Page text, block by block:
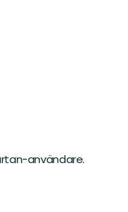
användare.